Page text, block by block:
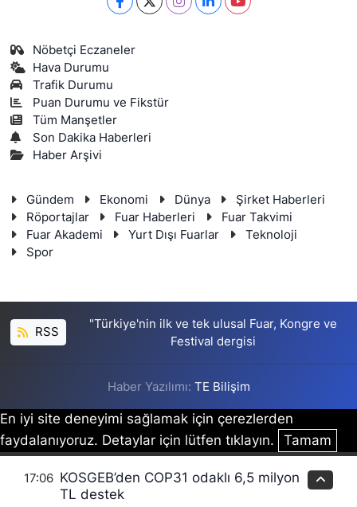
Nöbetçi Eczaneler
Hava Durumu
Trafik Durumu
Puan Durumu ve Fikstür
Tüm Manşetler
Son Dakika Haberleri
Haber Arşivi
Gündem Ekonomi Dünya
Şirket Haberleri
Röportajlar
Fuar Haberleri
Fuar Takvimi
Fuar Akademi
Yurt Dışı Fuarlar
Teknoloji
Spor
RSS
"Türkiye'nin ilk ve tek ulusal Fuar, Kongre ve
Festival dergisi
Haber Yazılımı: TE Bilişim
En iyi site deneyimi sağlamak için çerezlerden
faydalanıyoruz. Detaylar için lütfen tıklayın.
Tamam
17:06 KOSGEB’den COP31 odaklı 6,5 milyon
TL destek